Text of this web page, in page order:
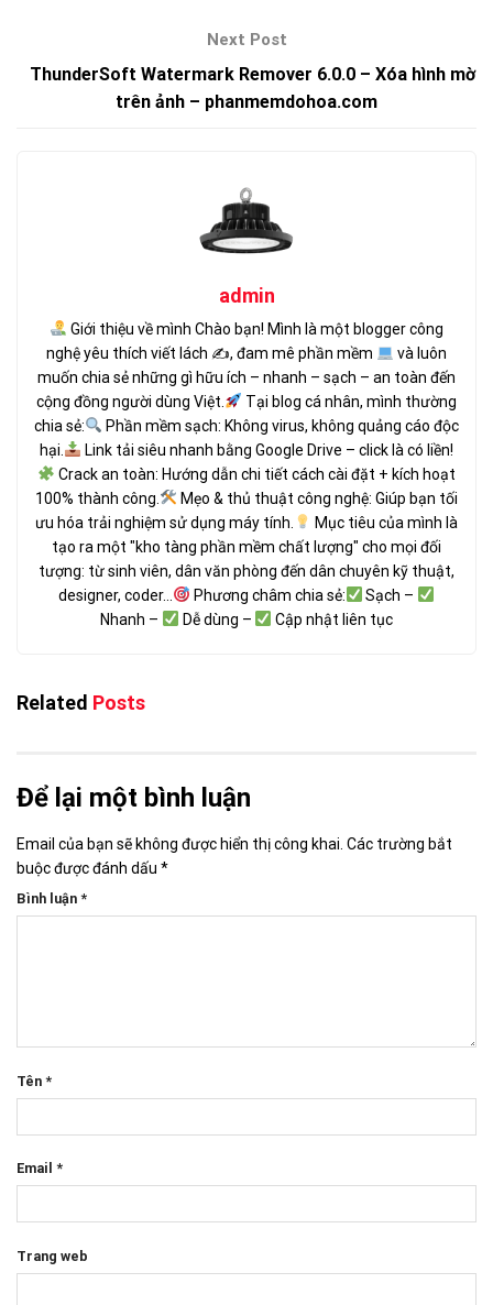
ThunderSoft Watermark Remover 6.0.0 – Xóa hình mờ
trên ảnh – phanmemdohoa.com
admin
Giới thiệu về mình Chào bạn! Mình là một blogger công
nghệ yêu thích viết lách ✍, đam mê phần mềm
và luôn
muốn chia sẻ những gì hữu ích – nhanh – sạch – an toàn đến
cộng đồng người dùng Việt.
Tại blog cá nhân, mình thường
chia sẻ:
Phần mềm sạch: Không virus, không quảng cáo độc
hại.
Link tải siêu nhanh bằng Google Drive – click là có liền!
Crack an toàn: Hướng dẫn chi tiết cách cài đặt + kích hoạt
100% thành công.
Mẹo & thủ thuật công nghệ: Giúp bạn tối
ưu hóa trải nghiệm sử dụng máy tính.
Mục tiêu của mình là
tạo ra một "kho tàng phần mềm chất lượng" cho mọi đối
tượng: từ sinh viên, dân văn phòng đến dân chuyên kỹ thuật,
designer, coder...
Phương châm chia sẻ:
Sạch –
Nhanh –
Dễ dùng – Cập nhật liên tục
Related Posts
Để lại một bình luận
Email của bạn sẽ không được hiển thị công khai. Các trường bắt
buộc được đánh dấu *
Bình luận *
Tên *
Email *
Trang web